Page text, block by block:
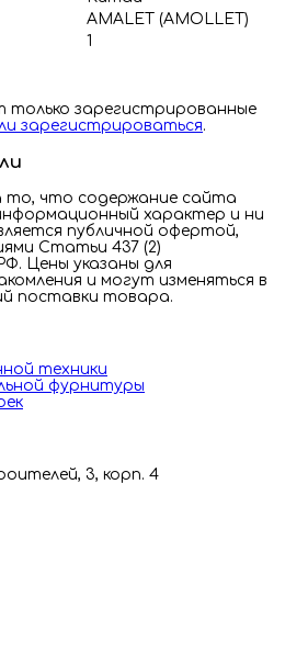
AMALET (AMOLLET)
1
зарегистрированные
зарегистрироваться.
что содержание сайта
характер и ни
публичной офертой,
Статьи 437 (2)
Цены указаны для
и могут изменяться в
поставки товара.
техники
фурнитуры
3, корп. 4